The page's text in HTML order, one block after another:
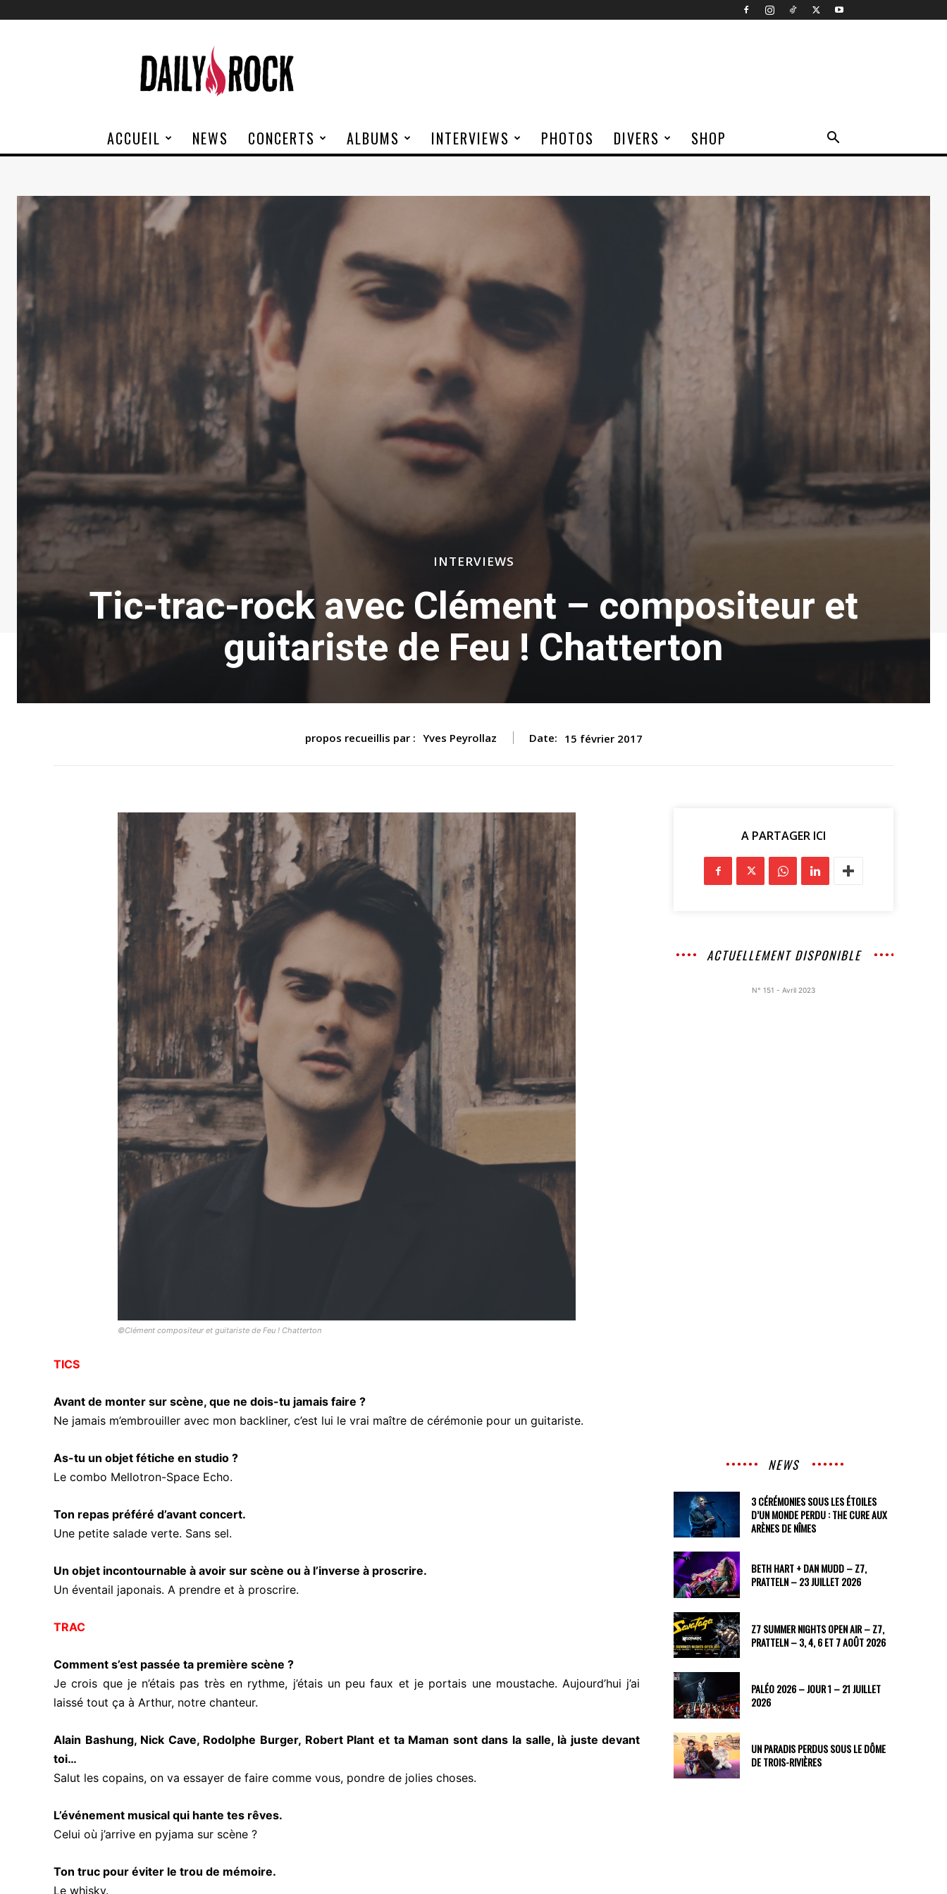
Rock
ACCUEIL NEWS CONCERTS ALBUMS INTERVIEWS PHOTOS DIVERS SHOP
INTERVIEWS
Tic-trac-rock avec Clément – compositeur et
guitariste de Feu ! Chatterton
propos recueillis par : Yves Peyrollaz Date: 15 février 2017
©Clément compositeur et guitariste de Feu ! Chatterton
TICS
Avant de monter sur scène, que ne dois-tu jamais faire ?
Ne jamais m’embrouiller avec mon backliner, c’est lui le vrai maître de cérémonie pour un guitariste.
As-tu un objet fétiche en studio ?
Le combo Mellotron-Space Echo.
Ton repas préféré d’avant concert.
Une petite salade verte. Sans sel.
Un objet incontournable à avoir sur scène ou à l’inverse à proscrire.
Un éventail japonais. A prendre et à proscrire.
TRAC
Comment s’est passée ta première scène ?
Je crois que je n’étais pas très en rythme, j’étais un peu faux et je portais une moustache. Aujourd’hui j’ai
laissé tout ça à Arthur, notre chanteur.
Alain Bashung, Nick Cave, Rodolphe Burger, Robert Plant et ta Maman sont dans la salle, là juste devant
toi…
Salut les copains, on va essayer de faire comme vous, pondre de jolies choses.
L’événement musical qui hante tes rêves.
Celui où j’arrive en pyjama sur scène ?
Ton truc pour éviter le trou de mémoire.
Le whisky.
A PARTAGER ICI
ACTUELLEMENT DISPONIBLE
N° 151 - Avril 2023
NEWS
3 CÉRÉMONIES SOUS LES ÉTOILES
D’UN MONDE PERDU : THE CURE AUX
ARÈNES DE NÎMES
BETH HART + DAN MUDD – Z7,
PRATTELN – 23 JUILLET 2026
Z7 SUMMER NIGHTS OPEN AIR – Z7,
PRATTELN – 3, 4, 6 ET 7 AOÛT 2026
PALÉO 2026 – JOUR 1 – 21 JUILLET
2026
UN PARADIS PERDUS SOUS LE DÔME
DE TROIS-RIVIÈRES